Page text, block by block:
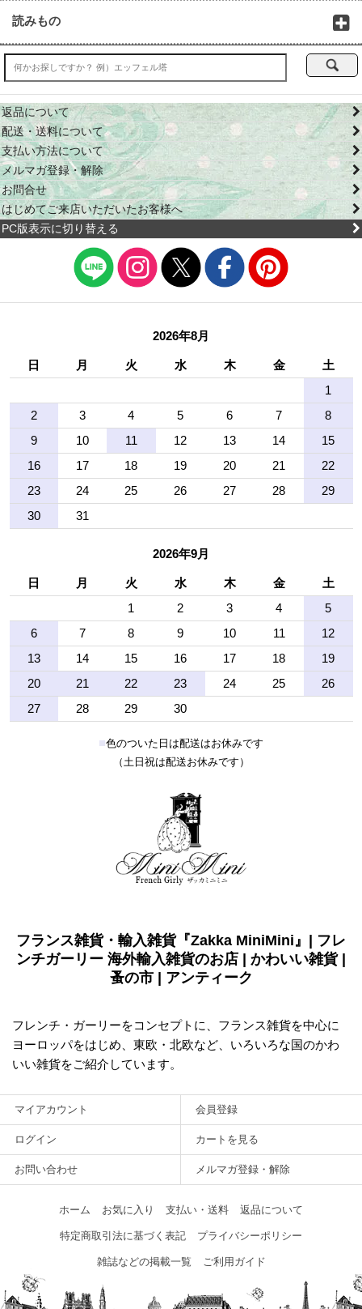
読みもの
返品について
配送・送料について
支払い方法について
メルマガ登録・解除
お問合せ
はじめてご来店いただいたお客様へ
PC版表示に切り替える
2026年8月
日 月 火 水 木 金
土
1
2
3 4 5 6 7
8
9
10 11 12 13 14
15
16
17 18 19 20 21
22
23
24 25 26 27 28
29
30
31
2026年9月
日 月 火 水 木 金
土
1
2 3 4
5
6
7 8 9 10 11
12
13
14 15 16 17 18
19
20
21 22 23 24 25
26
27
28 29 30
■色のついた日は配送はお休みです
（土日祝は配送お休みです）
フランス雑貨・輸入雑貨『Zakka MiniMini』| フレ
ンチガーリー 海外輸入雑貨のお店 | かわいい雑貨 |
蚤の市 | アンティーク
フレンチ・ガーリーをコンセプトに、フランス雑貨を中心に
ヨーロッパをはじめ、東欧・北欧など、いろいろな国のかわ
いい雑貨をご紹介しています。
マイアカウント 会員登録
ログイン カートを見る
お問い合わせ メルマガ登録・解除
ホーム お気に入り 支払い・送料 返品について
特定商取引法に基づく表記 プライバシーポリシー
雑誌などの掲載一覧 ご利用ガイド